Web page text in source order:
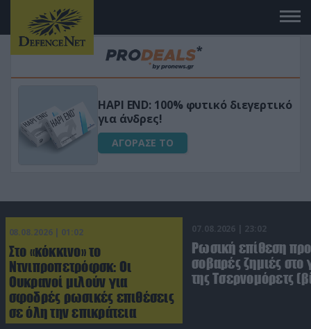
Μεταμόρφωσε τον κήπο σου με το
Ultra Box Μίνι Αλυσοπρίονο με
μπαταρία λιθίου
ΑΓΟΡΑΣΕ ΤΟ
08.08.2026 | 01:02
Στο «κόκκινο» το
Ντνιπροπετρόφσκ: Οι
Ουκρανοί μιλούν για
σφοδρές ρωσικές επιθέσεις
σε όλη την επικράτεια
07.08.2026 | 23:02
Ρωσική επίθεση
σοβαρές ζημιές στο
της Τσερνομόρετς